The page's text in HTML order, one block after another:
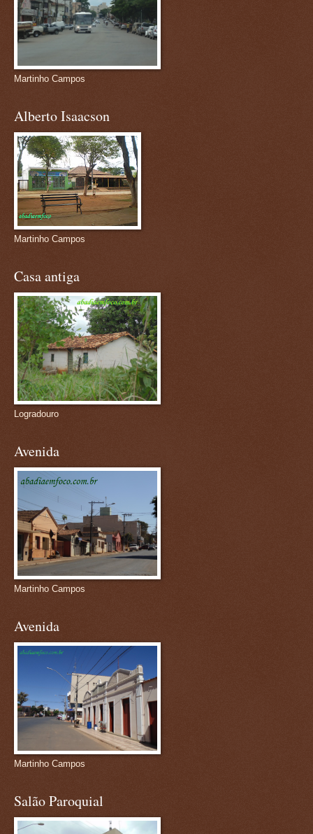
Martinho Campos
Alberto Isaacson
Martinho Campos
Casa antiga
Logradouro
Avenida
Martinho Campos
Avenida
Martinho Campos
Salão Paroquial